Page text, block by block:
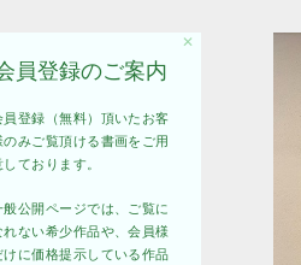
員登録のご案内
員登録（無料）頂いたお客
のみご覧頂ける書画をご用
しております。
般公開ページでは、ご覧に
れない希少作品や、会員様
けに価格提示している作品
✕